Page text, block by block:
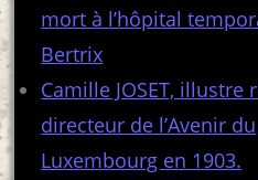
mort à l’hôpital
Bertrix
Camille JOSET, illustre
directeur de l’Avenir du
Luxembourg en 1903.